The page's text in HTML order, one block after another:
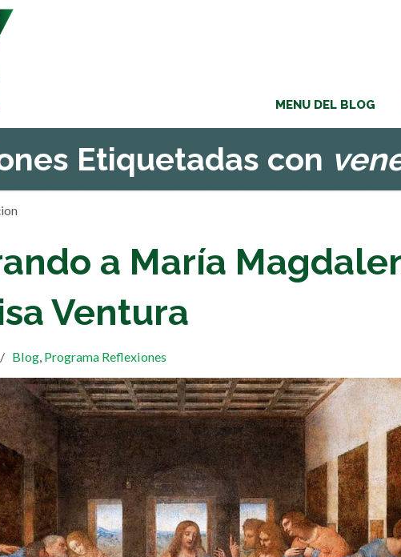
MENU DEL BLOG
Etiquetadas con
a María
Ventura
/ Blog, Programa Reflexiones